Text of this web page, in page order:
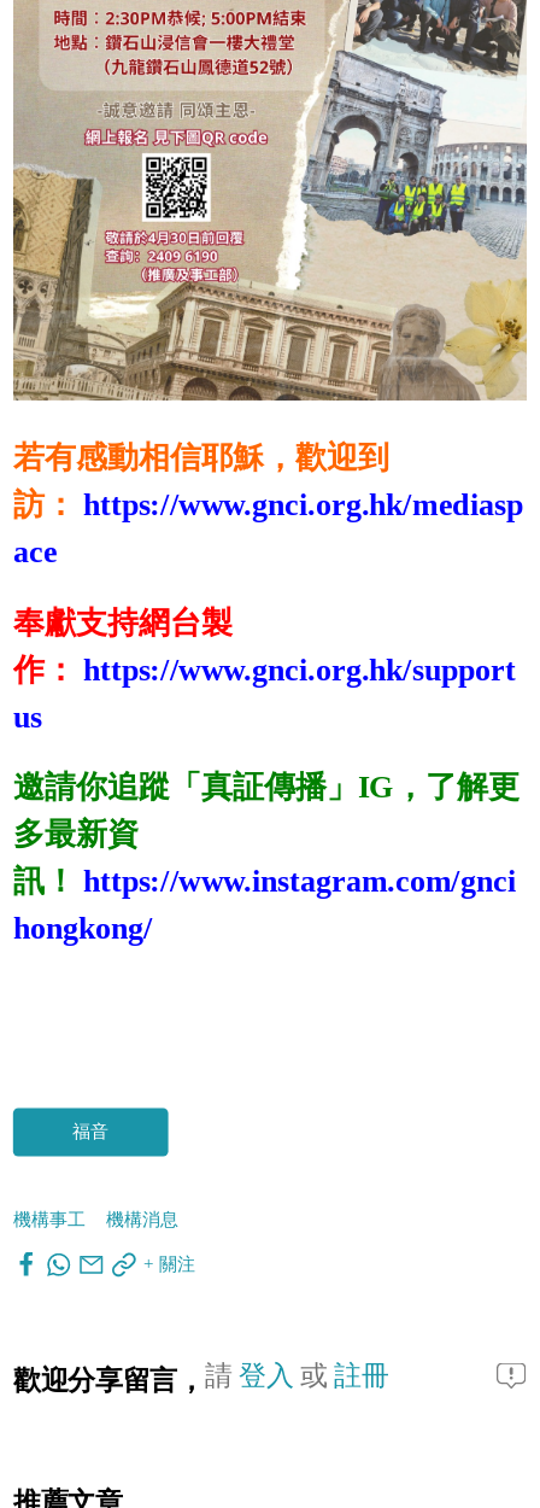
若有感動相信耶穌，歡迎到
訪： https://www.gnci.org.hk/mediasp
ace
奉獻支持網台製
作： https://www.gnci.org.hk/support
us
邀請你追蹤「真証傳播」IG，了解更
多最新資
訊！ https://www.instagram.com/gnci
hongkong/
福音
機構事工 機構消息
+ 關注
歡迎分享留言， 請登入 或註冊